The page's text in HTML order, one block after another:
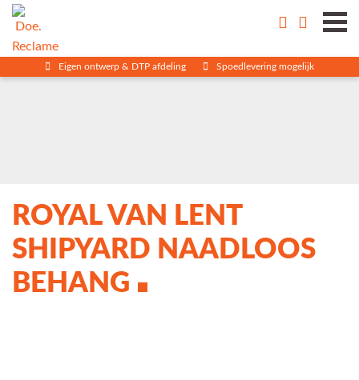
Eigen ontwerp & DTP afdeling Spoedlevering mogelijk
ROYAL VAN LENT
SHIPYARD NAADLOOS
BEHANG